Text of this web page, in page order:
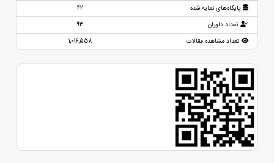
پایگاه‌های نمایه شده
42
تعداد داوران
93
تعداد مشاهده مقالات
1,016,558